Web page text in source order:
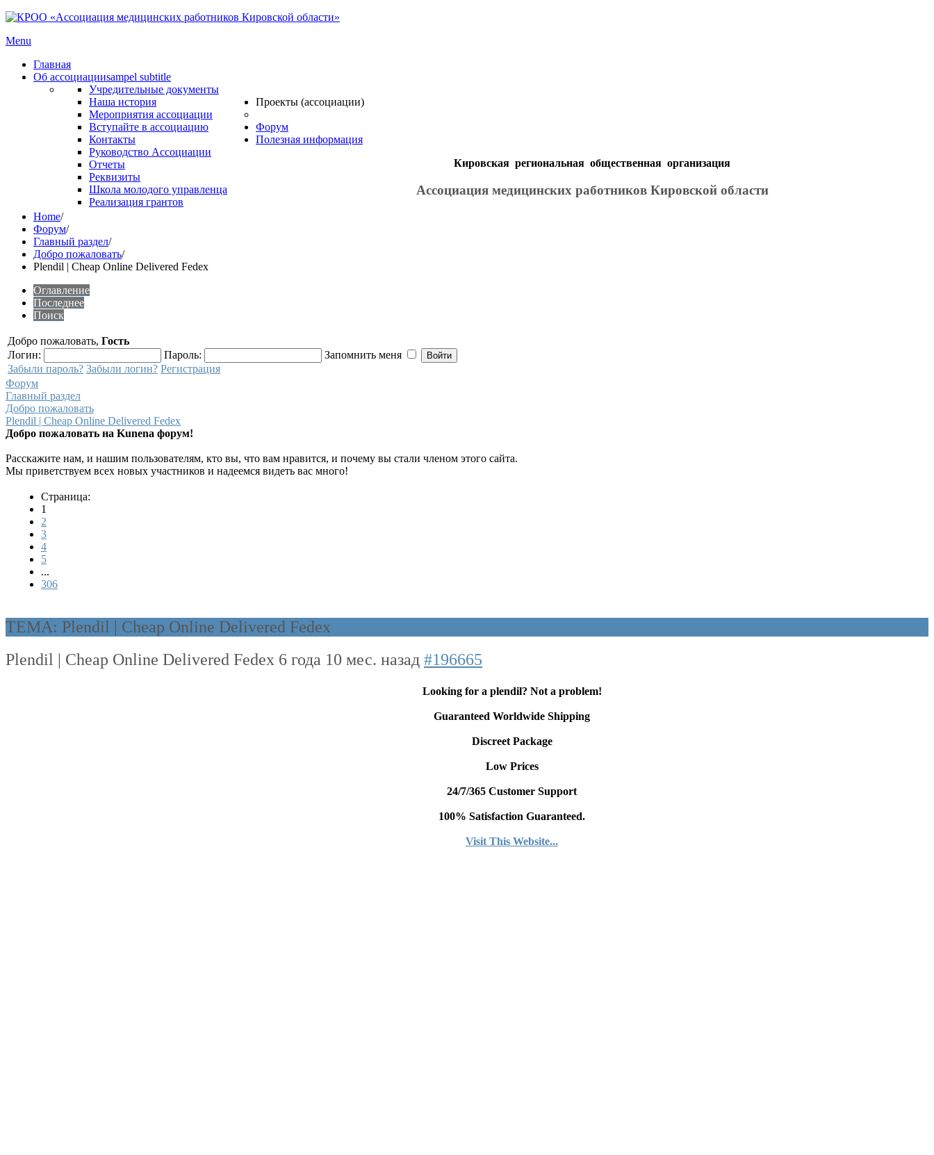
Menu
Главная
Об ассоциацииsampel subtitle
Учредительные документы
Наша история
Мероприятия ассоциации
Вступайте в ассоциацию
Контакты
Руководство Ассоциации
Отчеты
Реквизиты
Проекты (ассоциации)
Школа молодого управленца
Реализация грантов
Форум
Полезная информация
Кировская региональная общественная организация
Ассоциация медицинских работников Кировской области
Home/
Форум/
Главный раздел/
Добро пожаловать/
Plendil | Cheap Online Delivered Fedex
Оглавление
Последнее
Поиск
Добро пожаловать, Гость
Логин:
Пароль:
Запомнить меня
Забыли пароль? Забыли логин? Регистрация
Форум
Главный раздел
Добро пожаловать
Plendil | Cheap Online Delivered Fedex
Добро пожаловать на Kunena форум!
Расскажите нам, и нашим пользователям, кто вы, что вам нравится, и почему вы стали членом этого сайта.
Мы приветствуем всех новых участников и надеемся видеть вас много!
Страница:
1
2
3
4
5
...
306
ТЕМА: Plendil | Cheap Online Delivered Fedex
Plendil | Cheap Online Delivered Fedex 6 года 10 мес. назад #196665
Looking for a plendil? Not a problem!
Guaranteed Worldwide Shipping
Discreet Package
Low Prices
24/7/365 Customer Support
100% Satisfaction Guaranteed.
Visit This Website...